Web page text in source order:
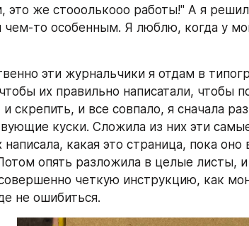
это же стооолькооо работы!" А я
чем-то особенным. Я люблю, когда у
эти журнальчики я отдам в
их правильно написатали, чтобы
и скрепить, и все совпало, я сначала
куски. Сложила из них эти
написала, какая это страница, пока
опять разложила в целые листы, и
четкую инструкцию, как
не ошибиться.